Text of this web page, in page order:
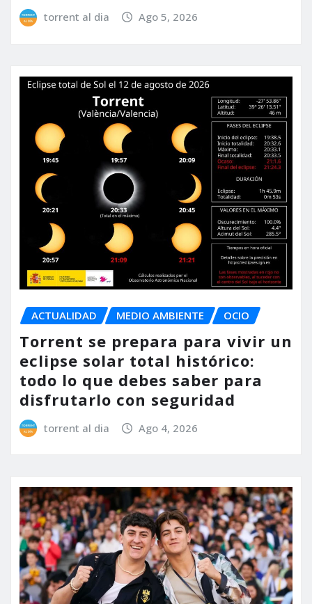
torrent al dia Ago 5, 2026
ACTUALIDAD MEDIO AMBIENTE OCIO
Torrent se prepara para vivir un
eclipse solar total histórico:
todo lo que debes saber para
disfrutarlo con seguridad
torrent al dia Ago 4, 2026